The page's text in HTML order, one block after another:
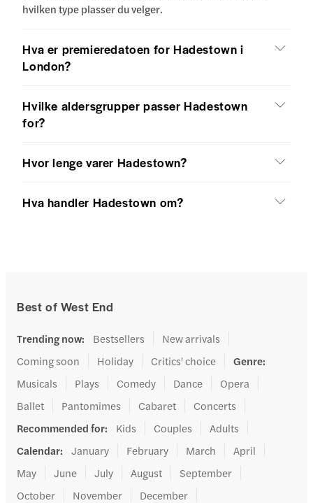
hvilken type plasser du velger.
Hva er premieredatoen for Hadestown i
London?
Hvilke aldersgrupper passer Hadestown
for?
Hvor lenge varer Hadestown?
Hva handler Hadestown om?
Best of West End
Trending now: Bestsellers
New arrivals
Coming soon
Holiday Critics' choice Genre:
Musicals
Plays Comedy Dance
Opera
Ballet
Pantomimes Cabaret
Concerts
Recommended for: Kids Couples
Adults
Calendar: January February March
April
May
June July August
September
October
November December